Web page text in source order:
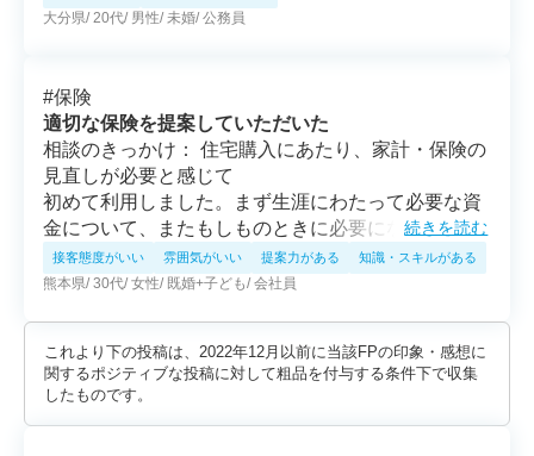
大分県 20代 男性 未婚 公務員
#保険
適切な保険を提案していただいた
相談のきっかけ： 住宅購入にあたり、家計・保険の
見直しが必要と感じて
初めて利用しました。まず生涯にわたって必要な資
金について、またもしものときに必要になる資金に
ついて、など図にしながら分かりやすく説明してい
ただきました。現在入っている保険についても知識
す。
続きを読む
接客態度がいい 雰囲気がいい 提案力がある 知識・スキルがある
熊本県 30代 女性 既婚+子ども 会社員
これより下の投稿は、2022年12月以前に当該FPの印象・感想に
関するポジティブな投稿に対して粗品を付与する条件下で収集
したものです。